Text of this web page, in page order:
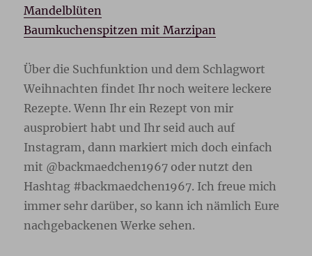
Mandelblüten
Baumkuchenspitzen mit Marzipan
Über die Suchfunktion und dem Schlagwort
Weihnachten findet Ihr noch weitere leckere
Rezepte. Wenn Ihr ein Rezept von mir
ausprobiert habt und Ihr seid auch auf
Instagram, dann markiert mich doch einfach
mit @backmaedchen1967 oder nutzt den
Hashtag #backmaedchen1967. Ich freue mich
immer sehr darüber, so kann ich nämlich Eure
nachgebackenen Werke sehen.